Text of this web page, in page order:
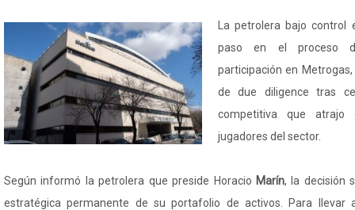
La petrolera bajo
paso en el proceso
participación en
de due diligence tras
competitiva que atrajo
jugadores del sector.
Según informó la petrolera que preside Horacio Marín, la decisión
estratégica permanente de su portafolio de activos. Para llevar